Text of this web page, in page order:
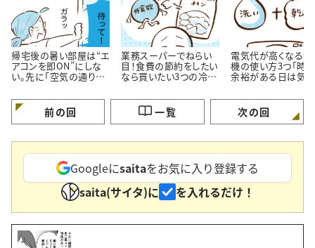
帰宅後の暑い部屋は“エ
アコンを即ON”にしな
い。先に「空気の通り
業務スーパーでねらい
目！食費の節約をしたい
なら買いたい3つの冷凍
電気代が高くなる
機の使い方3つ「時
余裕がある日は気
前の回 一覧 次の回
Googleにsaitaをお気に入り登録する
saita(サイタ)に
を入れるだけ！